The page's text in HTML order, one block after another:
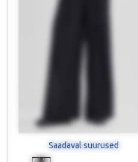
Saadaval suurused